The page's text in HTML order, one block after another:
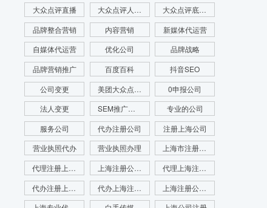
大众点评直播
大众点评人群画像
大众点评底层逻辑
品牌整合营销
内容营销
新媒体代运营
自媒体代运营
优化公司
品牌战略
品牌营销推广
百度百科
抖音SEO
公司变更
美团大众点评运营
0申报公司
法人变更
SEM推广公司
专业的公司
服务公司
代办注册公司
注册上海公司
营业执照代办
营业执照办理
上海市注册公司
代理注册上海公司
上海注册公司代办
代理上海注册公司
代办注册上海公司
代办上海注册公司
上海注册公司咨询